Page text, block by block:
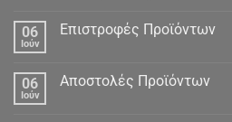
Δεδομένα
06
Ιούν
Επιστροφές Προϊόντων
06
Ιούν
Αποστολές Προϊόντων